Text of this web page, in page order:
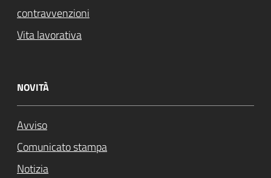
contravvenzioni
Vita lavorativa
NOVITÀ
Avviso
Comunicato stampa
Notizia